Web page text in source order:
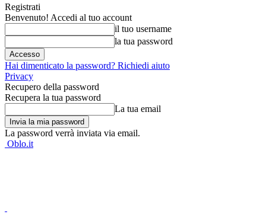
Registrati
Benvenuto! Accedi al tuo account
il tuo username
la tua password
Hai dimenticato la password? Richiedi aiuto
Privacy
Recupero della password
Recupera la tua password
La tua email
La password verrà inviata via email.
Oblo.it